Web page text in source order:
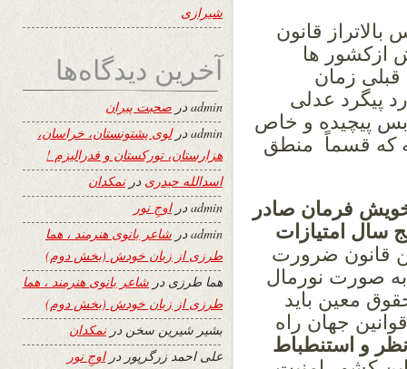
قانون
ازکشور ها
زمان
پیگرد عدلی
بس پیچیده و خاص
که قسماً منطق
خویش فرمان صادر
سال امتیازات
قانون ضرورت
صورت نورمال
معین باید
جهان راه
و استنطباط
شیرازی
آخرین دیدگاه‌ها
adminدر صحبت پیران
admin درلوی پشتونستان، خراسان،
هزارستان، تورکستان و فدرالیزم !
اسدالله حیدری درنمکدان
adminدراوجِ نور
adminدر شاعر بانوی هنرمند ، هما
طرزی از زبان خودش (بخش دوم)
هما طرزی در شاعر بانوی هنرمند ، هما
طرزی از زبان خودش (بخش دوم)
بشیر شیرین سخن درنمکدان
علی احمد زرگرپور دراوجِ نور